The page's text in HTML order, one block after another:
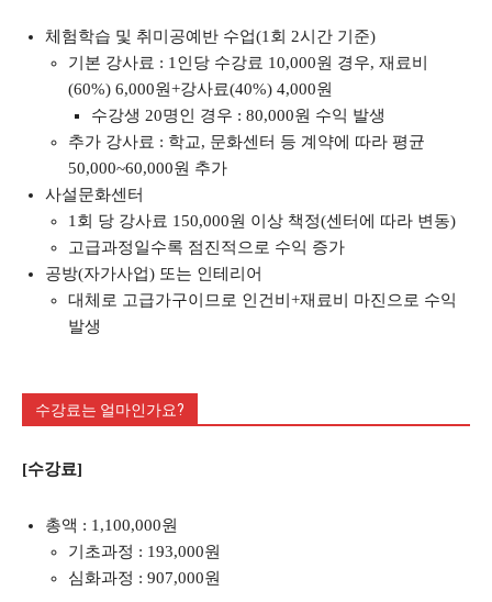
체험학습 및 취미공예반 수업(1회 2시간 기준)
기본 강사료 : 1인당 수강료 10,000원 경우, 재료비
(60%) 6,000원+강사료(40%) 4,000원
수강생 20명인 경우 : 80,000원 수익 발생
추가 강사료 : 학교, 문화센터 등 계약에 따라 평균
50,000~60,000원 추가
사설문화센터
1회 당 강사료 150,000원 이상 책정(센터에 따라 변동)
고급과정일수록 점진적으로 수익 증가
공방(자가사업) 또는 인테리어
대체로 고급가구이므로 인건비+재료비 마진으로 수익
발생
수강료는 얼마인가요?
[수강료]
총액 : 1,100,000원
기초과정 : 193,000원
심화과정 : 907,000원